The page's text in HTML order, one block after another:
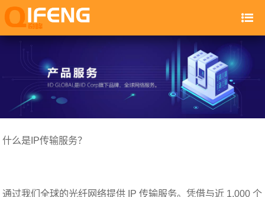
什么是IP传输服务？
通过我们全球的光纤网络提供 IP 传输服务。凭借与近 1,000 个